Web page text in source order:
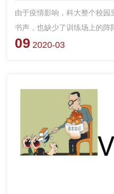
由于疫情影响，科大整个校
书声，也缺少了训练场上的阵
的教育训练质量？国防科大各
09 2020-03